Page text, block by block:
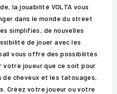
la jouabilité VOLTA vous
dans le monde du street
simplifiés, de nouvelles
de jouer avec les
vous offre des possibilités
votre joueur que ce soit pour
de cheveux et les tatouages,
Créez votre joueur ou votre